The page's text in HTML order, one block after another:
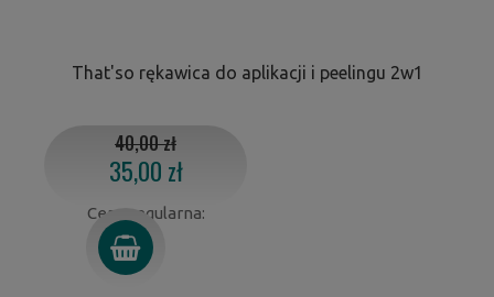
That'so rękawica do aplikacji i peelingu 2w1
35,00 zł
Cena regularna:
40,00 zł